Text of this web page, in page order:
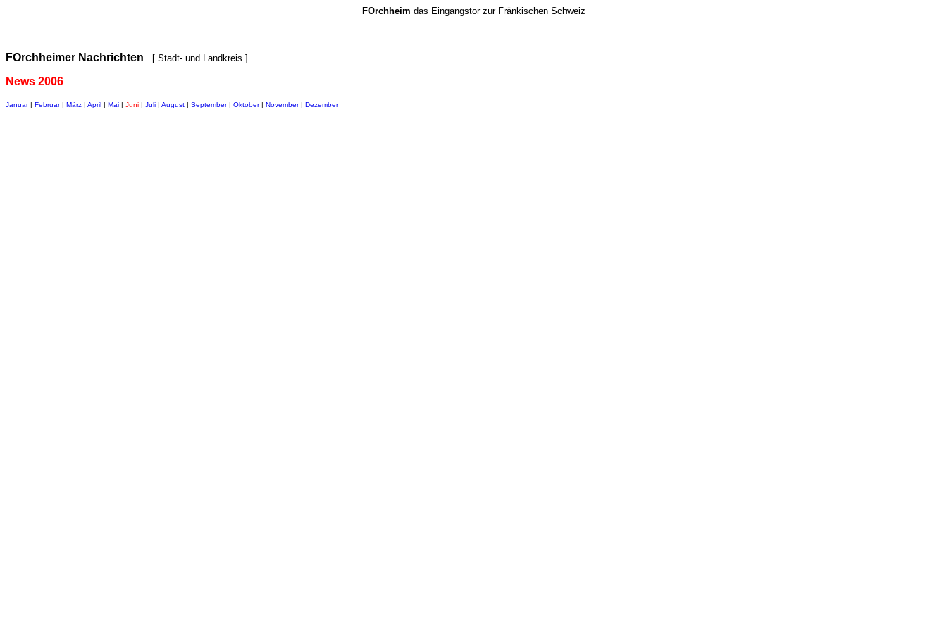
FOrchheim das Eingangstor zur Fränkischen Schweiz
FOrchheimer Nachrichten [ Stadt- und Landkreis ]
News 2006
Januar| Februar| März | April | Mai | Juni | Juli | August | September| Oktober| November| Dezember